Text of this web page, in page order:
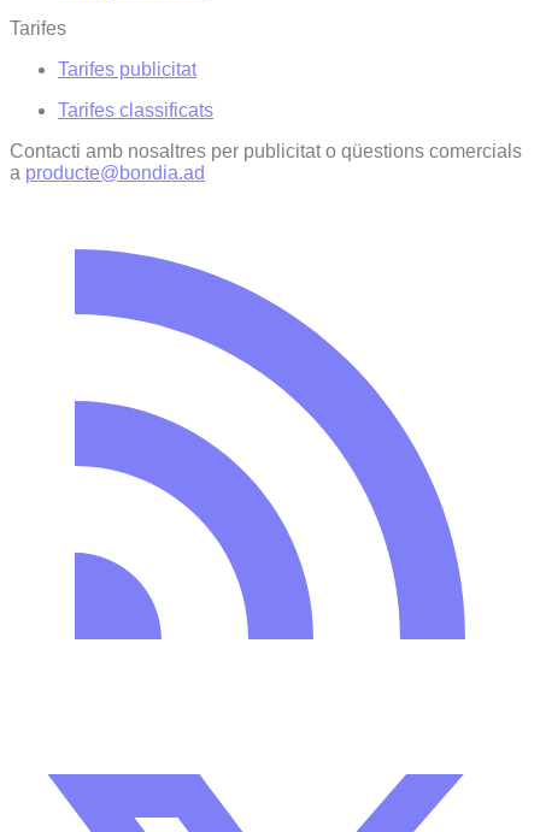
Tarifes
Tarifes publicitat
Tarifes classificats
Contacti amb nosaltres per publicitat o qüestions comercials
a producte@bondia.ad